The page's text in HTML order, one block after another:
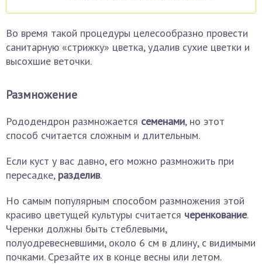
Во время такой процедуры целесообразно провести
санитарную «стрижку» цветка, удалив сухие цветки и
высохшие веточки.
Размножение
Рододендрон размножается семенами, но этот
способ считается сложным и длительным.
Если куст у вас давно, его можно размножить при
пересадке, разделив.
Но самым популярным способом размножения этой
красиво цветущей культуры считается черенкование.
Черенки должны быть стеблевыми,
полуодревесневшими, около 6 см в длину, с видимыми
почками. Срезайте их в конце весны или летом.